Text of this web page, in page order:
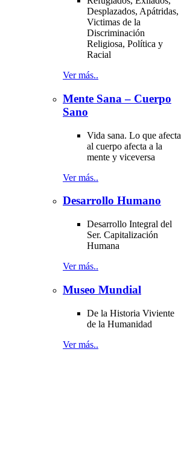
Desplazados, Apátridas,
Victimas de la
Discriminación
Religiosa, Política y
Racial
Ver más..
Mente Sana – Cuerpo
Sano
Vida sana. Lo que afecta
al cuerpo afecta a la
mente y viceversa
Ver más..
Desarrollo Humano
Desarrollo Integral del
Ser. Capitalización
Humana
Ver más..
Museo Mundial
De la Historia Viviente
de la Humanidad
Ver más..